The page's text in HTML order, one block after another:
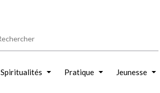
Spiritualités Pratique Jeunesse